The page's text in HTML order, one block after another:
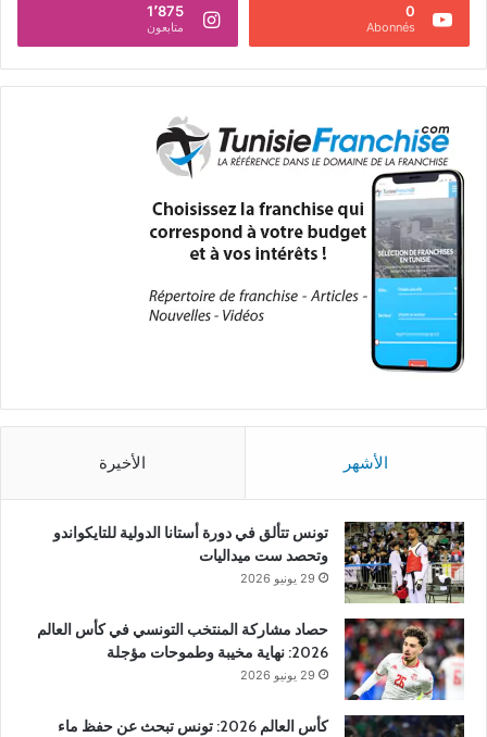
0
Abonnés
1٬875
متابعون
الأشهر الأخيرة
تونس تتألق في دورة أستانا الدولية للتايكواندو
وتحصد ست ميداليات
29 يونيو 2026
حصاد مشاركة المنتخب التونسي في كأس العالم
2026: نهاية مخيبة وطموحات مؤجلة
29 يونيو 2026
كأس العالم 2026: تونس تبحث عن حفظ ماء